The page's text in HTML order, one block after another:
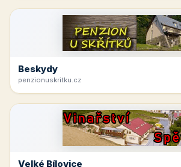
Beskydy
penzionuskritku.cz
Velké Bílovice